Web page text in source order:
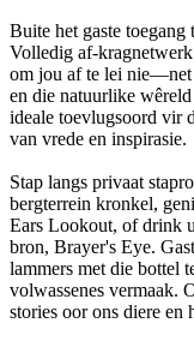
Buite het gaste toegang
Volledig af-
om jou af te lei nie—net
en die natuurlike
ideale toevlugsoord vir
van vrede en inspirasie.
Stap langs privaat
bergterrein kronkel,
Ears Lookout, of drink
bron, Brayer's Eye.
lammers met die bottel
volwassenes vermaak.
stories oor ons diere en